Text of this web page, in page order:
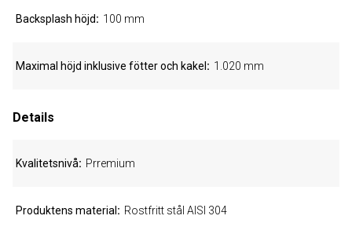
Backsplash höjd 100 mm
Maximal höjd inklusive fötter och kakel 1.020 mm
Details
Kvalitetsnivå Prremium
Produktens material Rostfritt stål AISI 304